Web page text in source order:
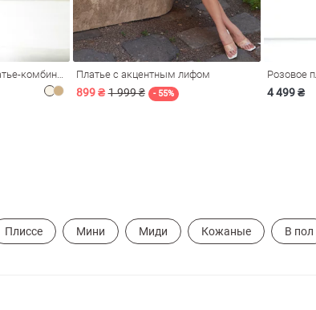
Платье с акцентным лифом
899 ₴ 1 999 ₴ - 55% 4 499 ₴
Плиссе Мини Миди Кожаные В пол